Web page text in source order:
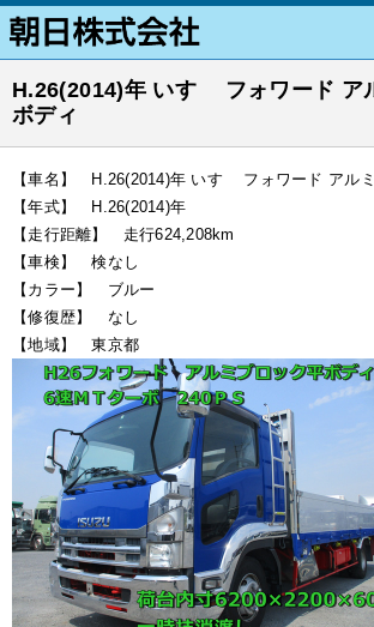
H.26(2014)年 いすゞ フォワード ア
ボディ
【車名】 H.26(2014)年 いすゞ フォワード アル
【年式】 H.26(2014)年
【走行距離】 走行624,208km
【車検】 検なし
【カラー】 ブルー
【修復歴】 なし
【地域】 東京都